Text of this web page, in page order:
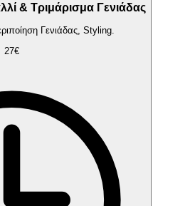
& Τριμάρισμα Γενιάδας
Γενιάδας, Styling.
27€